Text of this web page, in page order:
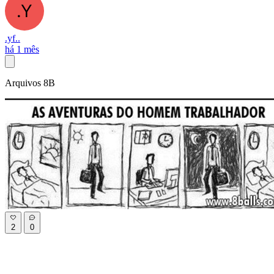
.yf..
há 1 mês
Arquivos 8B
2 0